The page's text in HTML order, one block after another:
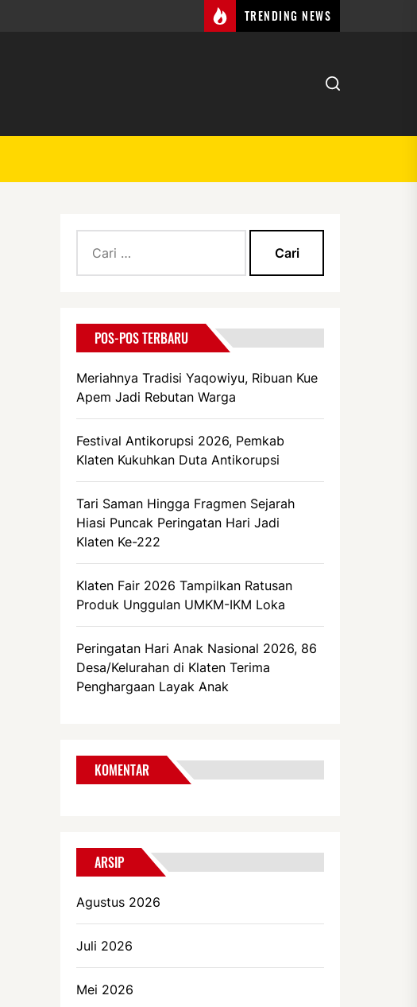
TRENDING NEWS
untuk:
POS-POS TERBARU
Meriahnya Tradisi Yaqowiyu, Ribuan Kue
Apem Jadi Rebutan Warga
Festival Antikorupsi 2026, Pemkab
Klaten Kukuhkan Duta Antikorupsi
Tari Saman Hingga Fragmen Sejarah
Hiasi Puncak Peringatan Hari Jadi
Klaten Ke-222
Klaten Fair 2026 Tampilkan Ratusan
Produk Unggulan UMKM-IKM Loka
Peringatan Hari Anak Nasional 2026, 86
Desa/Kelurahan di Klaten Terima
Penghargaan Layak Anak
KOMENTAR
ARSIP
Agustus 2026
Juli 2026
Mei 2026